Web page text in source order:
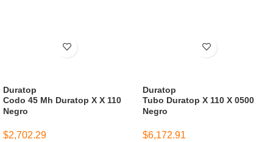
Codo 45 Mh Duratop X X 110
Negro
Duratop
$2,702.29
Tubo Duratop X 110 X 0500
Negro
Duratop
$6,172.91